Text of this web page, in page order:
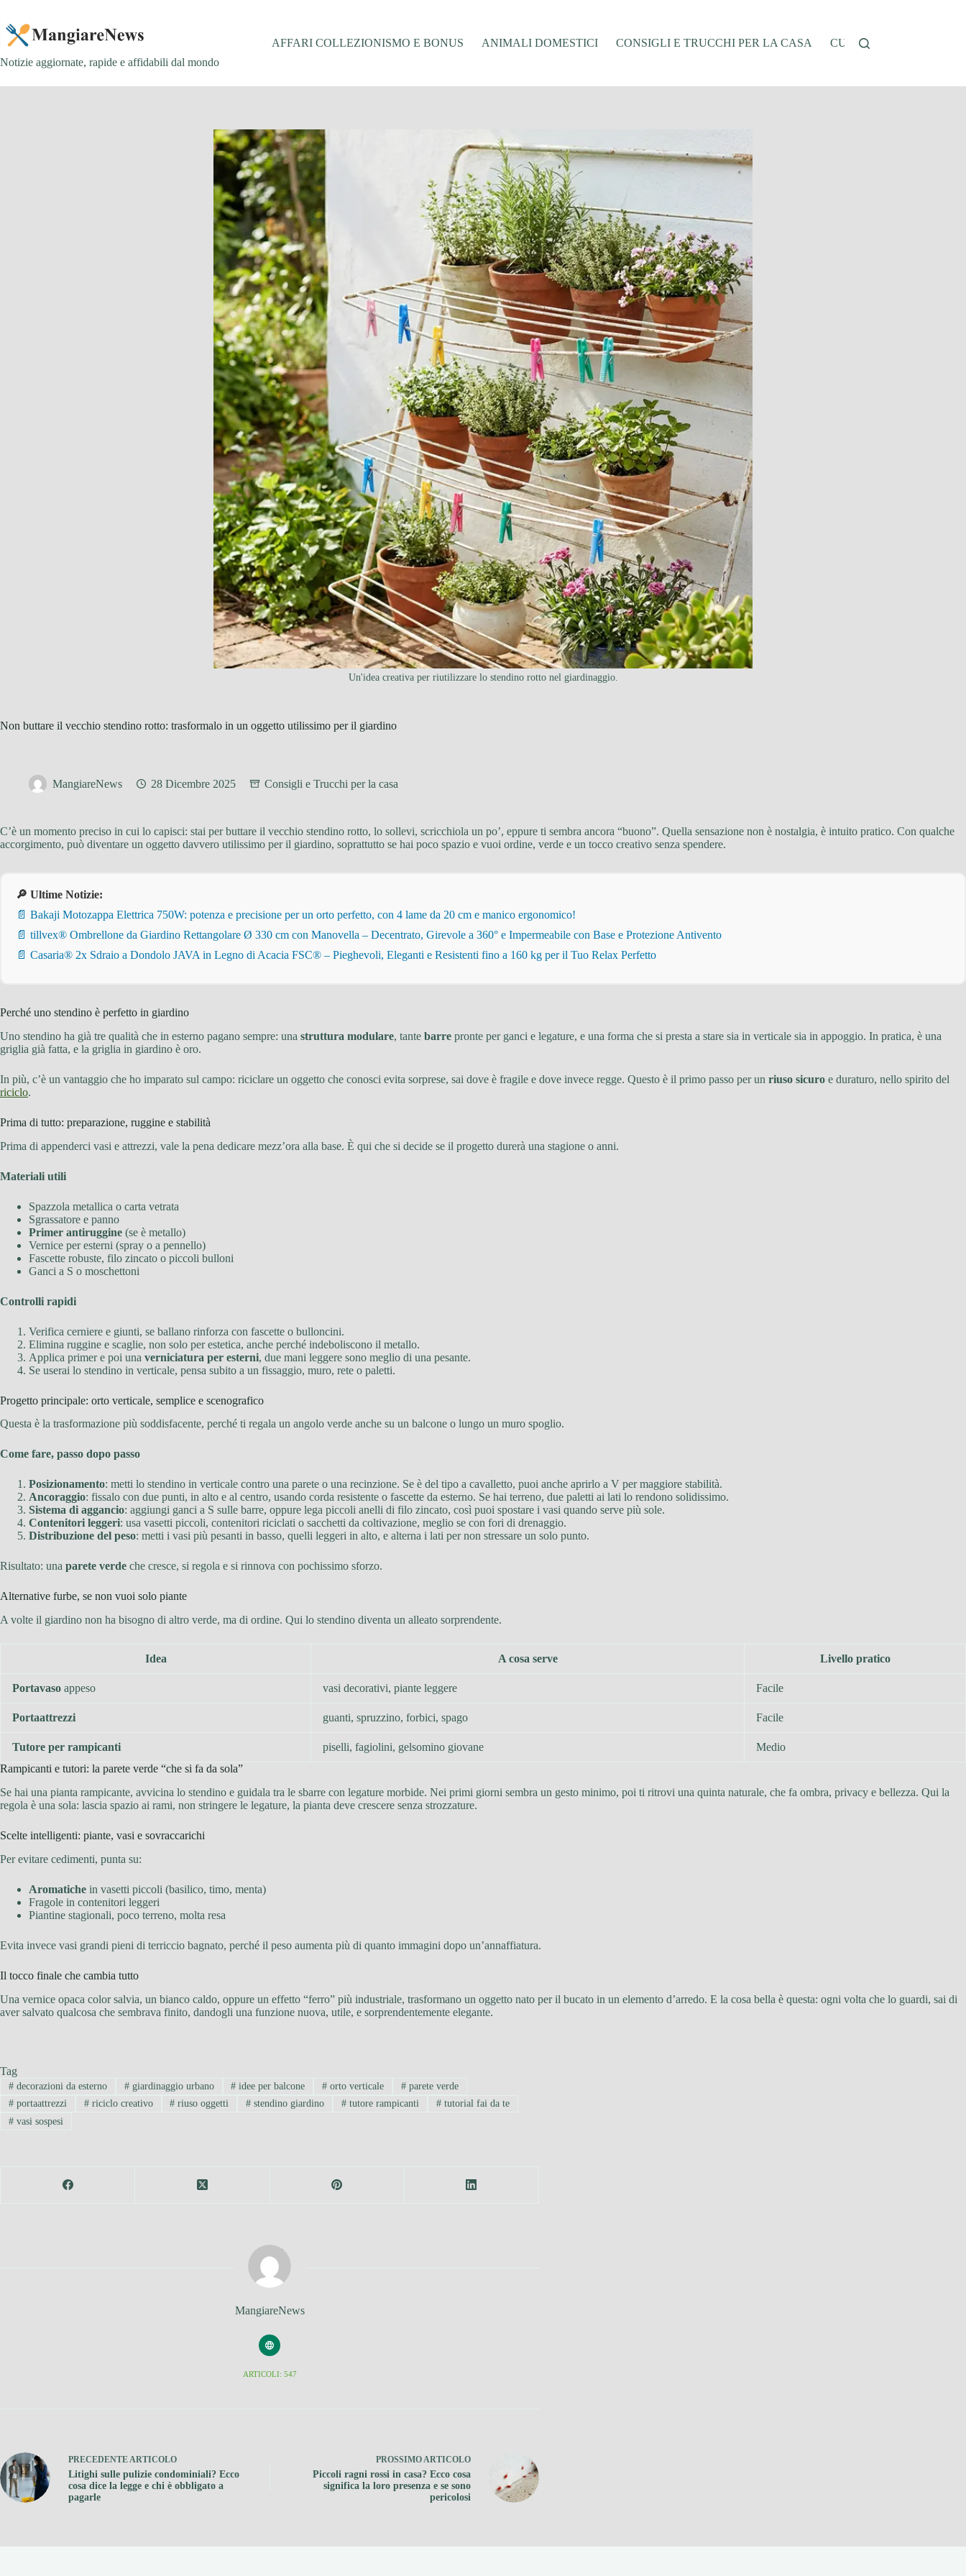
contenuto
Notizie aggiornate, rapide e affidabili dal mondo
AFFARI COLLEZIONISMO E BONUS ANIMALI DOMESTICI CONSIGLI E TRUCCHI PER LA CASA CUCINA E RICETTE
Un'idea creativa per riutilizzare lo stendino rotto nel giardinaggio.
Non buttare il vecchio stendino rotto: trasformalo in un oggetto utilissimo per il giardino
MangiareNews 28 Dicembre 2025 Consigli e Trucchi per la casa
C’è un momento preciso in cui lo capisci: stai per buttare il vecchio stendino rotto, lo sollevi, scricchiola un po’, eppure ti sembra ancora “buono”. Quella sensazione non è nostalgia, è intuito pratico. Con qualche
accorgimento, può diventare un oggetto davvero utilissimo per il giardino, soprattutto se hai poco spazio e vuoi ordine, verde e un tocco creativo senza spendere.
🔎 Ultime Notizie:
📄 Bakaji Motozappa Elettrica 750W: potenza e precisione per un orto perfetto, con 4 lame da 20 cm e manico ergonomico!
📄 tillvex® Ombrellone da Giardino Rettangolare Ø 330 cm con Manovella – Decentrato, Girevole a 360° e Impermeabile con Base e Protezione Antivento
📄 Casaria® 2x Sdraio a Dondolo JAVA in Legno di Acacia FSC® – Pieghevoli, Eleganti e Resistenti fino a 160 kg per il Tuo Relax Perfetto
Perché uno stendino è perfetto in giardino
Uno stendino ha già tre qualità che in esterno pagano sempre: una struttura modulare, tante barre pronte per ganci e legature, e una forma che si presta a stare sia in verticale sia in appoggio. In pratica, è una
griglia già fatta, e la griglia in giardino è oro.
In più, c’è un vantaggio che ho imparato sul campo: riciclare un oggetto che conosci evita sorprese, sai dove è fragile e dove invece regge. Questo è il primo passo per un riuso sicuro e duraturo, nello spirito del
riciclo.
Prima di tutto: preparazione, ruggine e stabilità
Prima di appenderci vasi e attrezzi, vale la pena dedicare mezz’ora alla base. È qui che si decide se il progetto durerà una stagione o anni.
Materiali utili
Spazzola metallica o carta vetrata
Sgrassatore e panno
Primer antiruggine (se è metallo)
Vernice per esterni (spray o a pennello)
Fascette robuste, filo zincato o piccoli bulloni
Ganci a S o moschettoni
Controlli rapidi
Verifica cerniere e giunti, se ballano rinforza con fascette o bulloncini.
Elimina ruggine e scaglie, non solo per estetica, anche perché indeboliscono il metallo.
Applica primer e poi una verniciatura per esterni, due mani leggere sono meglio di una pesante.
Se userai lo stendino in verticale, pensa subito a un fissaggio, muro, rete o paletti.
Progetto principale: orto verticale, semplice e scenografico
Questa è la trasformazione più soddisfacente, perché ti regala un angolo verde anche su un balcone o lungo un muro spoglio.
Come fare, passo dopo passo
Posizionamento: metti lo stendino in verticale contro una parete o una recinzione. Se è del tipo a cavalletto, puoi anche aprirlo a V per maggiore stabilità.
Ancoraggio: fissalo con due punti, in alto e al centro, usando corda resistente o fascette da esterno. Se hai terreno, due paletti ai lati lo rendono solidissimo.
Sistema di aggancio: aggiungi ganci a S sulle barre, oppure lega piccoli anelli di filo zincato, così puoi spostare i vasi quando serve più sole.
Contenitori leggeri: usa vasetti piccoli, contenitori riciclati o sacchetti da coltivazione, meglio se con fori di drenaggio.
Distribuzione del peso: metti i vasi più pesanti in basso, quelli leggeri in alto, e alterna i lati per non stressare un solo punto.
Risultato: una parete verde che cresce, si regola e si rinnova con pochissimo sforzo.
Alternative furbe, se non vuoi solo piante
A volte il giardino non ha bisogno di altro verde, ma di ordine. Qui lo stendino diventa un alleato sorprendente.
Idea A cosa serve Livello pratico
Portavaso appeso vasi decorativi, piante leggere Facile
Portaattrezzi guanti, spruzzino, forbici, spago Facile
Tutore per rampicanti piselli, fagiolini, gelsomino giovane
Medio
Rampicanti e tutori: la parete verde “che si fa da sola”
Se hai una pianta rampicante, avvicina lo stendino e guidala tra le sbarre con legature morbide. Nei primi giorni sembra un gesto minimo, poi ti ritrovi una quinta naturale, che fa ombra, privacy e bellezza. Qui la
regola è una sola: lascia spazio ai rami, non stringere le legature, la pianta deve crescere senza strozzature.
Scelte intelligenti: piante, vasi e sovraccarichi
Per evitare cedimenti, punta su:
Aromatiche in vasetti piccoli (basilico, timo, menta)
Fragole in contenitori leggeri
Piantine stagionali, poco terreno, molta resa
Evita invece vasi grandi pieni di terriccio bagnato, perché il peso aumenta più di quanto immagini dopo un’annaffiatura.
Il tocco finale che cambia tutto
Una vernice opaca color salvia, un bianco caldo, oppure un effetto “ferro” più industriale, trasformano un oggetto nato per il bucato in un elemento d’arredo. E la cosa bella è questa: ogni volta che lo guardi, sai di
aver salvato qualcosa che sembrava finito, dandogli una funzione nuova, utile, e sorprendentemente elegante.
Tag
#decorazioni da esterno #giardinaggio urbano # idee per balcone # orto verticale # parete verde
#portaattrezzi #riciclo creativo # riuso oggetti # stendino giardino # tutore rampicanti #tutorial fai da te
#vasi sospesi
MangiareNews
ARTICOLI: 547
PRECEDENTE ARTICOLO
Litighi sulle pulizie condominiali? Ecco
cosa dice la legge e chi è obbligato a
pagarle
PROSSIMO ARTICOLO
Piccoli ragni rossi in casa? Ecco cosa
significa la loro presenza e se sono
pericolosi